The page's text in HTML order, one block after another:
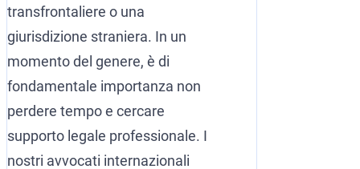
transfrontaliere o una
giurisdizione straniera. In un
momento del genere, è di
fondamentale importanza non
perdere tempo e cercare
supporto legale professionale. I
nostri avvocati internazionali